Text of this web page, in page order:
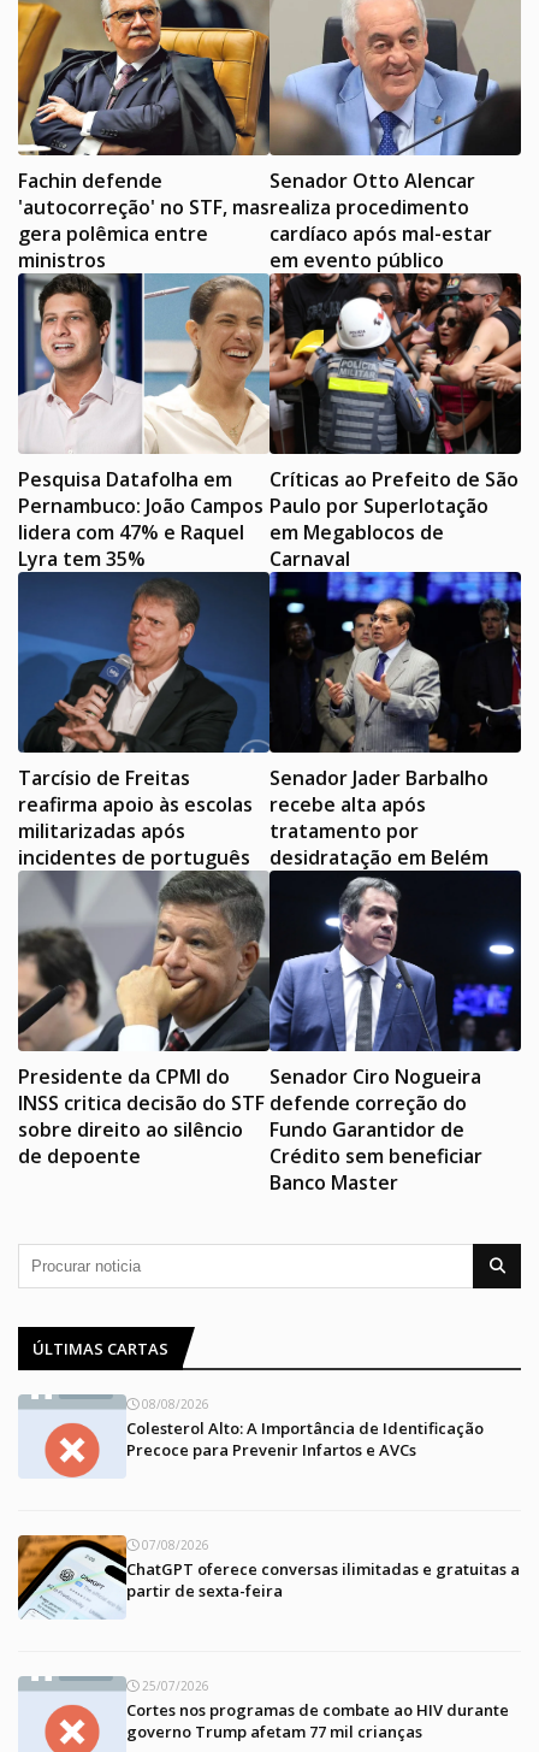
Fachin defende
'autocorreção' no STF, mas
gera polêmica entre
ministros
Senador Otto Alencar
realiza procedimento
cardíaco após mal-estar
em evento público
Pesquisa Datafolha em
Pernambuco: João Campos
lidera com 47% e Raquel
Lyra tem 35%
Críticas ao Prefeito de São
Paulo por Superlotação
em Megablocos de
Carnaval
Tarcísio de Freitas
reafirma apoio às escolas
militarizadas após
incidentes de português
Senador Jader Barbalho
recebe alta após
tratamento por
desidratação em Belém
Presidente da CPMI do
INSS critica decisão do STF
sobre direito ao silêncio
de depoente
Senador Ciro Nogueira
defende correção do
Fundo Garantidor de
Crédito sem beneficiar
Banco Master
ÚLTIMAS CARTAS
08/08/2026
Colesterol Alto: A Importância de Identificação
Precoce para Prevenir Infartos e AVCs
07/08/2026
ChatGPT oferece conversas ilimitadas e gratuitas a
partir de sexta-feira
25/07/2026
Cortes nos programas de combate ao HIV durante
governo Trump afetam 77 mil crianças